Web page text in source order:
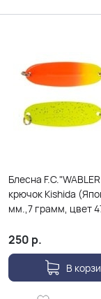
Блесна
крючок Kishida
мм.,7 грамм, цвет
250 р.
В